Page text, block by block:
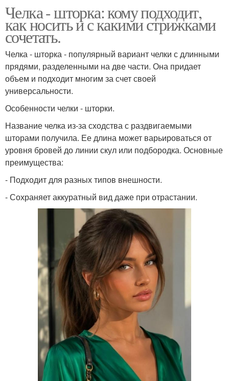
Челка - шторка: кому подходит,
как носить и с какими стрижками
сочетать.
Челка - шторка - популярный вариант челки с длинными
прядями, разделенными на две части. Она придает
объем и подходит многим за счет своей
универсальности.
Особенности челки - шторки.
Название челка из-за сходства с раздвигаемыми
шторами получила. Ее длина может варьироваться от
уровня бровей до линии скул или подбородка. Основные
преимущества:
- Подходит для разных типов внешности.
- Сохраняет аккуратный вид даже при отрастании.